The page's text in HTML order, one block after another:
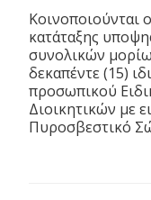
Κοινοποιούνται
κατάταξης
συνολικών
δεκαπέντε (15)
προσωπικού
Διοικητικών με
Πυροσβεστικό